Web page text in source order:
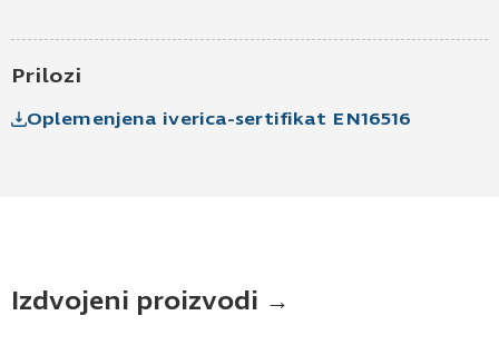
Prilozi
Oplemenjena iverica-sertifikat EN16516
Izdvojeni proizvodi →